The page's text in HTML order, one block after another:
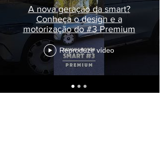
A nova geração da smart?
Conheça o design e a
motorização do #3 Premium
Reproduzir vídeo